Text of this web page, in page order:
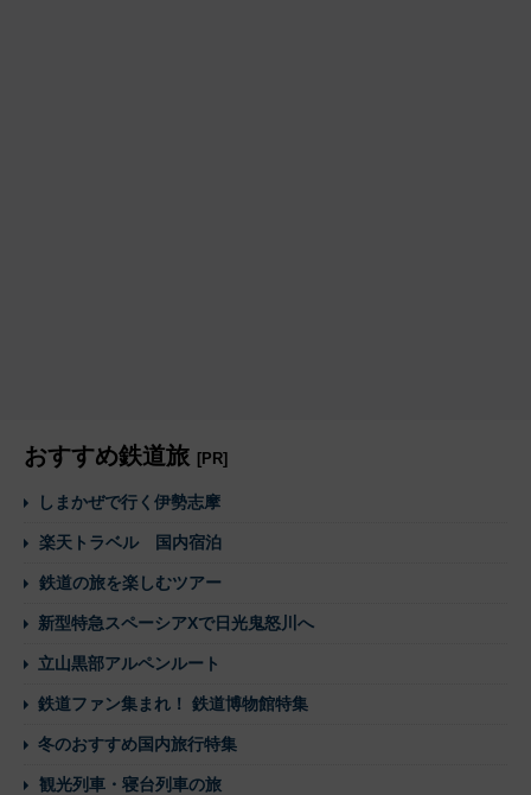
おすすめ鉄道旅 [PR]
しまかぜで行く伊勢志摩
楽天トラベル 国内宿泊
鉄道の旅を楽しむツアー
新型特急スペーシアXで日光鬼怒川へ
立山黒部アルペンルート
鉄道ファン集まれ！ 鉄道博物館特集
冬のおすすめ国内旅行特集
観光列車・寝台列車の旅